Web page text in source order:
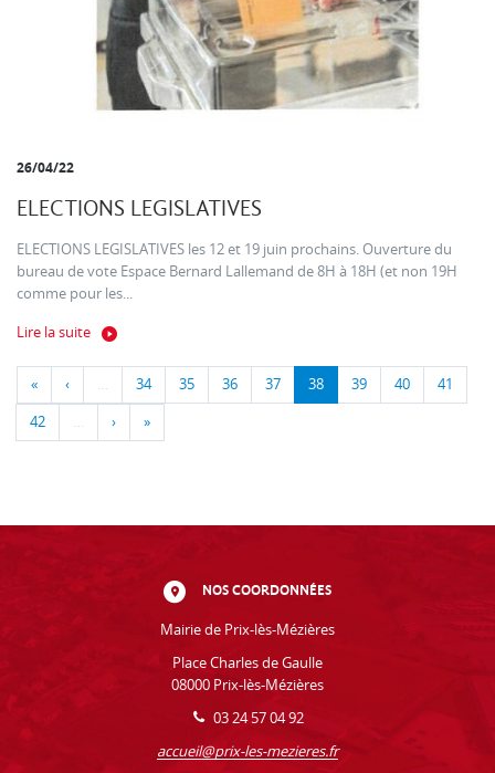
26/04/22
ELECTIONS LEGISLATIVES
ELECTIONS LEGISLATIVES les 12 et 19 juin prochains. Ouverture du
bureau de vote Espace Bernard Lallemand de 8H à 18H (et non 19H
comme pour les...
Lire la suite
« ‹ … 34 35 36 37 38 39 40 41
42 … › »
NOS COORDONNÉES
Mairie de Prix-lès-Mézières
Place Charles de Gaulle
08000 Prix-lès-Mézières
03 24 57 04 92
accueil@prix-les-mezieres.fr